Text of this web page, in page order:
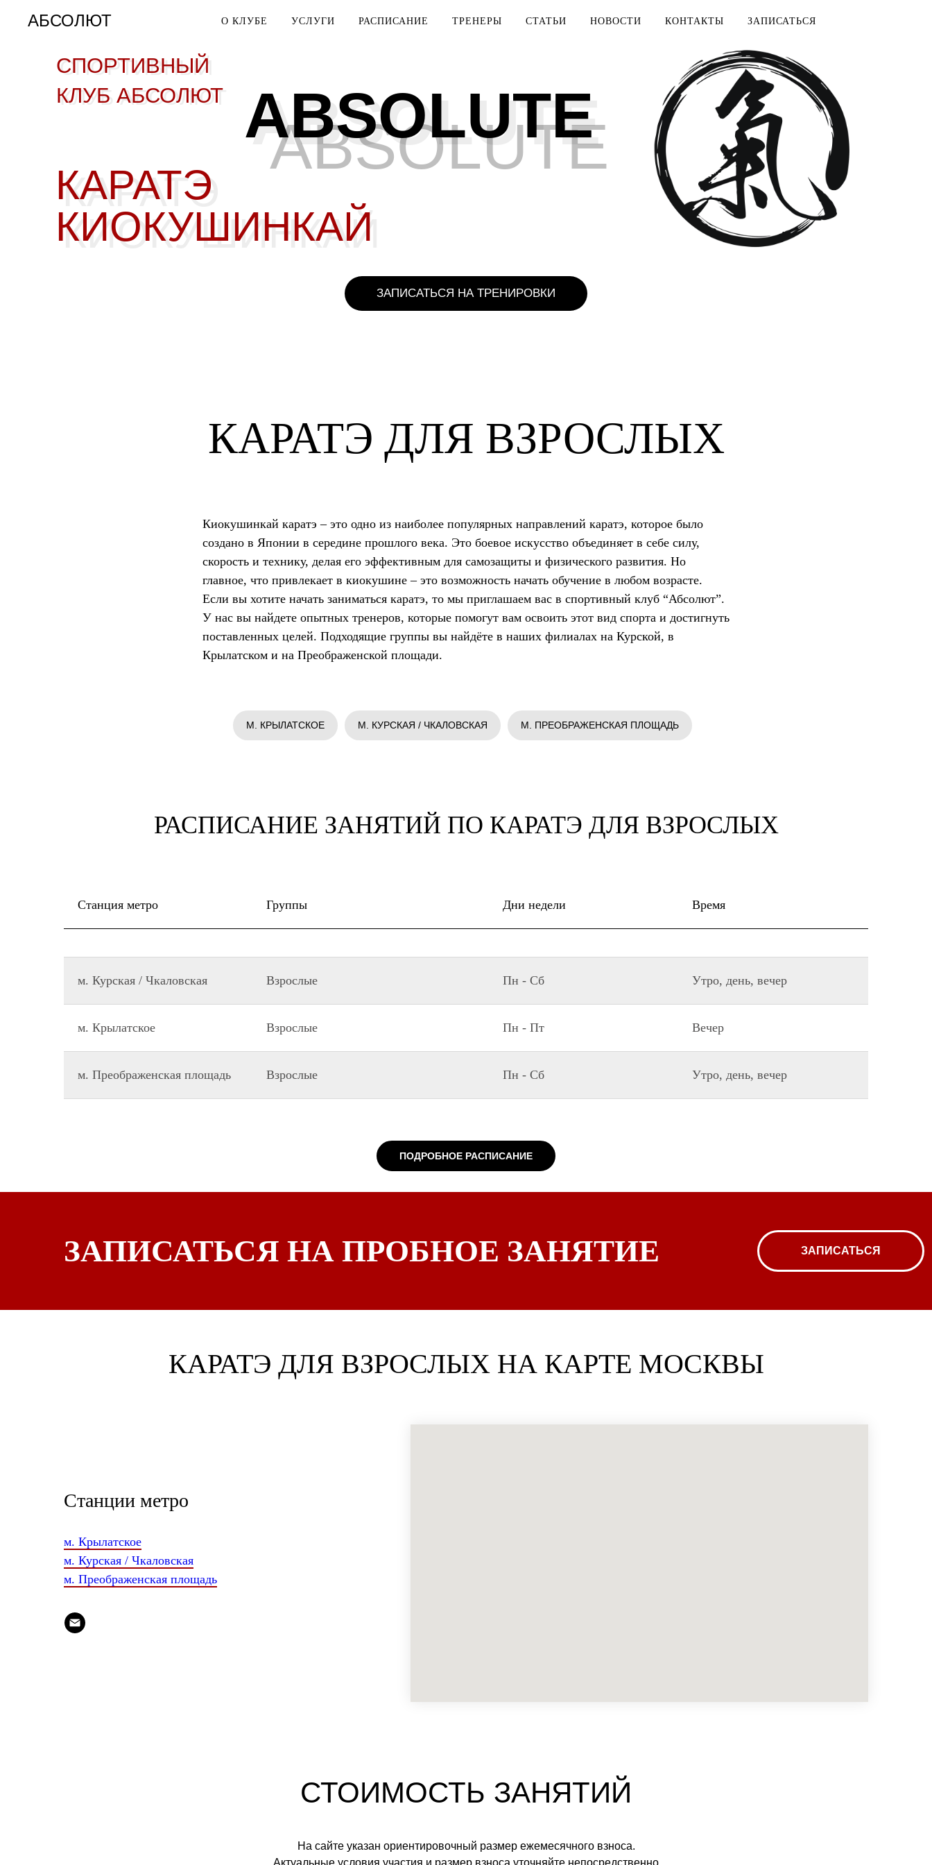
АБСОЛЮТ О КЛУБЕ УСЛУГИ РАСПИСАНИЕ ТРЕНЕРЫ СТАТЬИ НОВОСТИ КОНТАКТЫ ЗАПИСАТЬСЯ
ABSOLUTE
КАРАТЭ
КИОКУШИНКАЙ
ABSOLUTE
ABSOLUTE
СПОРТИВНЫЙ
КЛУБ АБСОЛЮТ
СПОРТИВНЫЙ
КЛУБ АБСОЛЮТ
КАРАТЭ
КИОКУШИНКАЙ
ЗАПИСАТЬСЯ НА ТРЕНИРОВКИ
КАРАТЭ ДЛЯ ВЗРОСЛЫХ
Киокушинкай каратэ – это одно из наиболее популярных направлений каратэ, которое было
создано в Японии в середине прошлого века. Это боевое искусство объединяет в себе силу,
скорость и технику, делая его эффективным для самозащиты и физического развития. Но
главное, что привлекает в киокушине – это возможность начать обучение в любом возрасте.
Если вы хотите начать заниматься каратэ, то мы приглашаем вас в спортивный клуб “Абсолют”.
У нас вы найдете опытных тренеров, которые помогут вам освоить этот вид спорта и достигнуть
поставленных целей. Подходящие группы вы найдёте в наших филиалах на Курской, в
Крылатском и на Преображенской площади.
М. КРЫЛАТСКОЕ М. КУРСКАЯ / ЧКАЛОВСКАЯ М. ПРЕОБРАЖЕНСКАЯ ПЛОЩАДЬ
РАСПИСАНИЕ ЗАНЯТИЙ ПО КАРАТЭ ДЛЯ ВЗРОСЛЫХ
Станция метро Группы Дни недели Время
м. Курская / Чкаловская Взрослые Пн - Сб Утро, день, вечер
м. Крылатское Взрослые Пн - Пт Вечер
м. Преображенская площадь Взрослые Пн - Сб Утро, день, вечер
ПОДРОБНОЕ РАСПИСАНИЕ
ЗАПИСАТЬСЯ НА ПРОБНОЕ ЗАНЯТИЕ ЗАПИСАТЬСЯ
КАРАТЭ ДЛЯ ВЗРОСЛЫХ НА КАРТЕ МОСКВЫ
Станции метро
м. Крылатское
м. Курская / Чкаловская
м. Преображенская площадь
СТОИМОСТЬ ЗАНЯТИЙ
На сайте указан ориентировочный размер ежемесячного взноса.
Актуальные условия участия и размер взноса уточняйте непосредственно